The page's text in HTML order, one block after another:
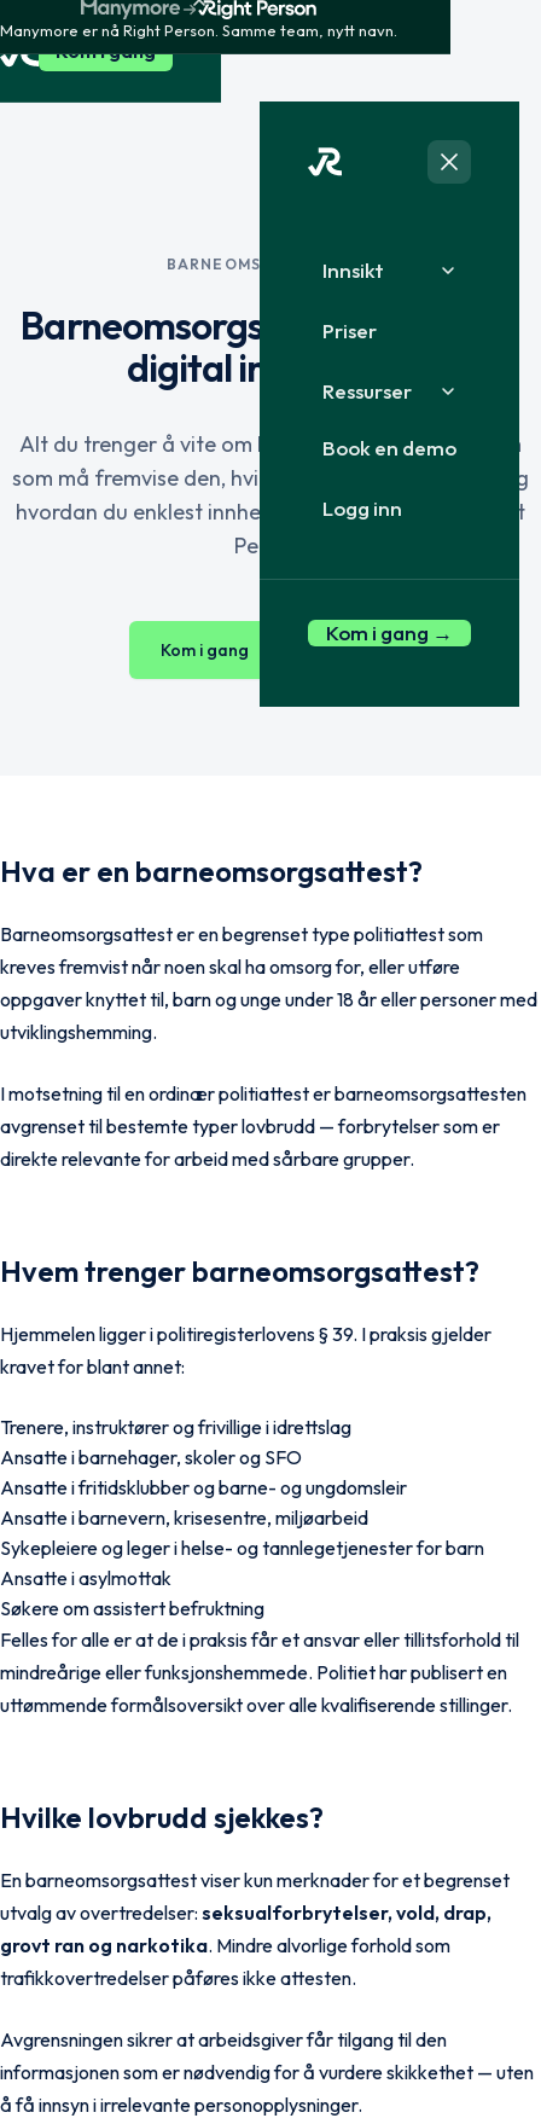
Manymore er nå Right Person. Samme team, nytt navn.
Kom i gang
Innsikt
Priser
Ressurser
Book en demo
Logg inn
Kom i gang →
BARNEOMSORGSATTEST
Barneomsorgsattest: guide og
digital innhenting
Alt du trenger å vite om barneomsorgsattest: hvem
som må fremvise den, hvilke lovbrudd den dekker, og
hvordan du enklest innhenter den digitalt med Right
Person.
Kom i gang Se priser
Hva er en barneomsorgsattest?
Barneomsorgsattest er en begrenset type politiattest som
kreves fremvist når noen skal ha omsorg for, eller utføre
oppgaver knyttet til, barn og unge under 18 år eller personer med
utviklingshemming.
I motsetning til en ordinær politiattest er barneomsorgsattesten
avgrenset til bestemte typer lovbrudd — forbrytelser som er
direkte relevante for arbeid med sårbare grupper.
Hvem trenger barneomsorgsattest?
Hjemmelen ligger ipolitiregisterlovens § 39. I praksis gjelder
kravet for blant annet:
Trenere, instruktører og frivillige i idrettslag
Ansatte i barnehager, skoler og SFO
Ansatte i fritidsklubber og barne- og ungdomsleir
Ansatte i barnevern, krisesentre, miljøarbeid
Sykepleiere og leger i helse- og tannlegetjenester for barn
Ansatte i asylmottak
Søkere om assistert befruktning
Felles for alle er at de i praksis får et ansvar eller tillitsforhold til
mindreårige eller funksjonshemmede. Politiet har publisert en
uttømmendeformålsoversiktover alle kvalifiserende stillinger.
Hvilke lovbrudd sjekkes?
En barneomsorgsattest viser kun merknader for et begrenset
utvalg av overtredelser: seksualforbrytelser, vold, drap,
grovt ran og narkotika. Mindre alvorlige forhold som
trafikkovertredelser påføres ikke attesten.
Avgrensningen sikrer at arbeidsgiver får tilgang til den
informasjonen som er nødvendig for å vurdere skikkethet — uten
å få innsyn i irrelevante personopplysninger.